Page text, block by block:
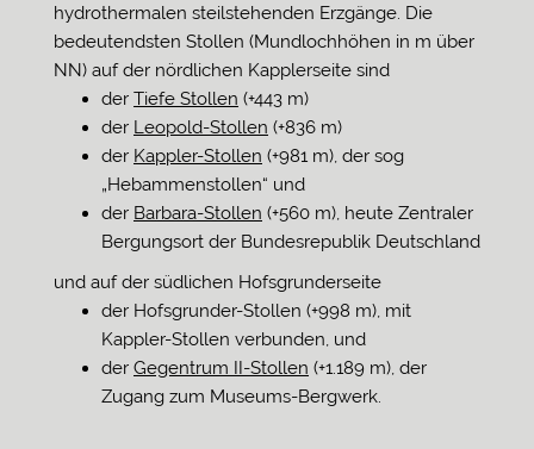
hydrothermalen steilstehenden Erzgänge. Die
bedeutendsten Stollen (Mundlochhöhen in m über
NN) auf der nördlichen Kapplerseite sind
der Tiefe Stollen (+443 m)
der Leopold-Stollen (+836 m)
der Kappler-Stollen (+981 m), der sog
„Hebammenstollen“ und
der Barbara-Stollen (+560 m), heute Zentraler
Bergungsort der Bundesrepublik Deutschland
und auf der südlichen Hofsgrunderseite
der Hofsgrunder-Stollen (+998 m), mit
Kappler-Stollen verbunden, und
der Gegentrum II-Stollen (+1.189 m), der
Zugang zum Museums-Bergwerk.